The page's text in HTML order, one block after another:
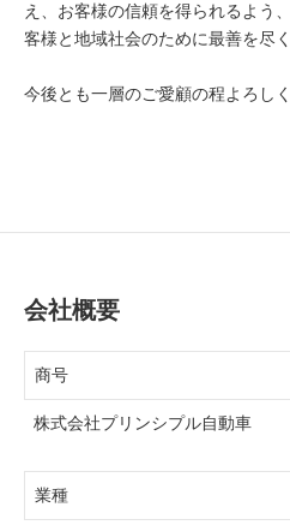
え、お客様の信頼を得られるよう
客様と地域社会のために最善を尽
今後とも一層のご愛顧の程よろし
会社概要
商号
株式会社プリンシプル自動車
業種